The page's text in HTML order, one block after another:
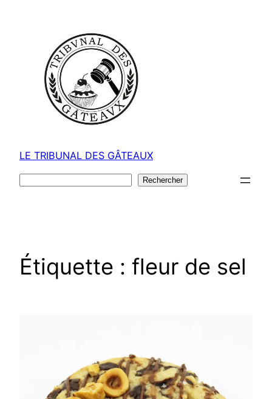
LE TRIBUNAL DES GÂTEAUX
Rechercher
Étiquette : fleur de sel